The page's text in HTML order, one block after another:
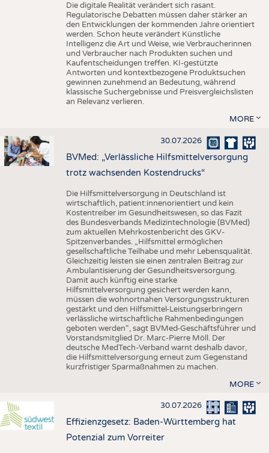
Die digitale Realität verändert sich rasant.
Regulatorische Debatten müssen daher stärker an
den Entwicklungen der kommenden Jahre orientiert
werden. Schon heute verändert Künstliche
Intelligenz die Art und Weise, wie Verbraucherinnen
und Verbraucher nach Produkten suchen und
Kaufentscheidungen treffen. KI-gestützte
Antworten und kontextbezogene Produktsuchen
gewinnen zunehmend an Bedeutung, während
klassische Suchergebnisse und Preisvergleichslisten
an Relevanz verlieren.
MORE
30.07.2026
BVMed: „Verlässliche Hilfsmittelversorgung
trotz wachsenden Kostendrucks“
Die Hilfsmittelversorgung in Deutschland ist
wirtschaftlich, patient:innenorientiert und kein
Kostentreiber im Gesundheitswesen, so das Fazit
des Bundesverbands Medizintechnologie (BVMed)
zum aktuellen Mehrkostenbericht des GKV-
Spitzenverbandes. „Hilfsmittel ermöglichen
gesellschaftliche Teilhabe und mehr Lebensqualität.
Gleichzeitig leisten sie einen zentralen Beitrag zur
Ambulantisierung der Gesundheitsversorgung.
Damit auch künftig eine starke
Hilfsmittelversorgung gesichert werden kann,
müssen die wohnortnahen Versorgungsstrukturen
gestärkt und den Hilfsmittel-Leistungserbringern
verlässliche wirtschaftliche Rahmenbedingungen
geboten werden“, sagt BVMed-Geschäftsführer und
Vorstandsmitglied Dr. Marc-Pierre Möll. Der
deutsche MedTech-Verband warnt deshalb davor,
die Hilfsmittelversorgung erneut zum Gegenstand
kurzfristiger Sparmaßnahmen zu machen.
MORE
30.07.2026
Effizienzgesetz: Baden-Württemberg hat
Potenzial zum Vorreiter